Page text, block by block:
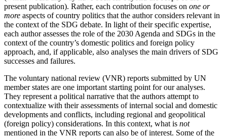
present publication). Rather, each contribution focuses on one or
more aspects of country politics that the author considers relevant in
the context of the SDG debate. In light of their spe­cific expertise,
each author assesses the role of the 2030 Agenda and SDGs in the
context of the country’s domestic politics and foreign policy
approach, and, if applicable, also analyses the main drivers of SDG
successes and failures.
The voluntary national review (VNR) reports submitted by UN
member states are one important start­ing point for our analyses.
They represent a political narrative that the authors attempt to
contextualize with their assessments of internal social and domestic
developments and conflicts, including regional and geopolitical
(foreign policy) considerations. In this con­text, what is not
mentioned in the VNR reports can also be of interest. Some of the